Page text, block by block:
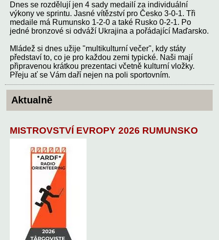
Dnes se rozdělují jen 4 sady medailí za individuální
výkony ve sprintu. Jasné vítězství pro Česko 3-0-1. Tři
medaile má Rumunsko 1-2-0 a také Rusko 0-2-1. Po
jedné bronzové si odváží Ukrajina a pořádající Maďarsko.
Mládež si dnes užije "multikulturní večer", kdy státy
představí to, co je pro každou zemi typické. Naši mají
připravenou krátkou prezentaci včetně kulturní vložky.
Přeju ať se Vám daří nejen na poli sportovním.
Aktualně
MISTROVSTVÍ EVROPY 2026 RUMUNSKO